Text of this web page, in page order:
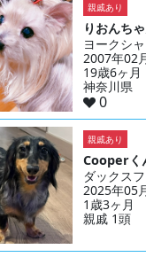
親戚あり
りおんち
ヨークシ
2007年02
19歳6ヶ月
神奈川県
0
親戚あり
Cooperく
ダックス
2025年05
1歳3ヶ月
親戚 1頭